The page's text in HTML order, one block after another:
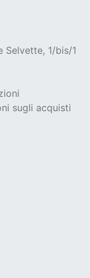
Selvette, 1/bis/1
sugli acquisti